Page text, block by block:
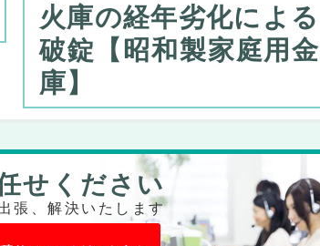
火庫の経年劣化による
破錠【昭和製家庭用金
庫】
せください
張、解決いたします